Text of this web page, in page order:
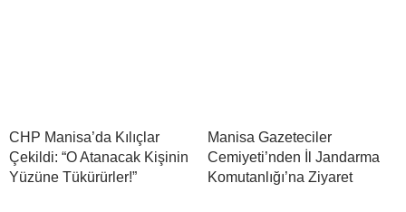
CHP Manisa’da Kılıçlar
Çekildi: “O Atanacak Kişinin
Yüzüne Tükürürler!”
Manisa Gazeteciler
Cemiyeti’nden İl Jandarma
Komutanlığı’na Ziyaret